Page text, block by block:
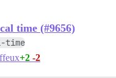
time (#9656)
time
+2 -2